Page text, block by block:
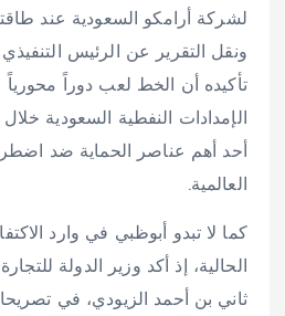
لشركة أرامكو السعودية عند
ونقل التقرير عن الرئيس التنفيذي
تأكيده أن الخط لعب دوراً
الإمدادات النفطية السعودية
أحد أهم عناصر الحماية ضد
العالمية.
كما لا تبدو أبوظبي في وارد
الحالية، إذ أكد وزير الدولة
ثاني بن أحمد الزيودي، في